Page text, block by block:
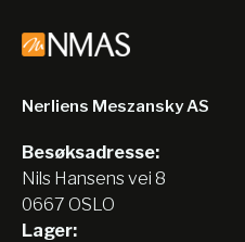
Nerliens Meszansky AS
Besøksadresse:
Nils Hansens vei 8
0667 OSLO
Lager: